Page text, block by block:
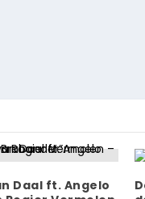
Daal ft. Angelo